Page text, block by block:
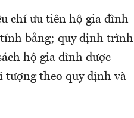
chí ưu tiên hộ gia đình
bảng; quy định trình
hộ gia đình được
tượng theo quy định và